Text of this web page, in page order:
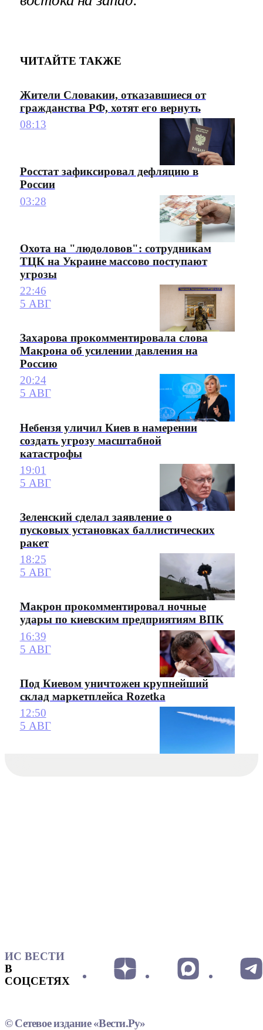
ЧИТАЙТЕ ТАКЖЕ
Жители Словакии, отказавшиеся от
гражданства РФ, хотят его вернуть
08:13
Росстат зафиксировал дефляцию в
России
03:28
Охота на "людоловов": сотрудникам
ТЦК на Украине массово поступают
угрозы
22:46
5 АВГ
Захарова прокомментировала слова
Макрона об усилении давления на
Россию
20:24
5 АВГ
Небензя уличил Киев в намерении
создать угрозу масштабной
катастрофы
19:01
5 АВГ
Зеленский сделал заявление о
пусковых установках баллистических
ракет
18:25
5 АВГ
Макрон прокомментировал ночные
удары по киевским предприятиям ВПК
16:39
5 АВГ
Под Киевом уничтожен крупнейший
склад маркетплейса Rozetka
12:50
5 АВГ
ИС ВЕСТИ
В
СОЦСЕТЯХ
© Сетевое издание «Вести.Ру»